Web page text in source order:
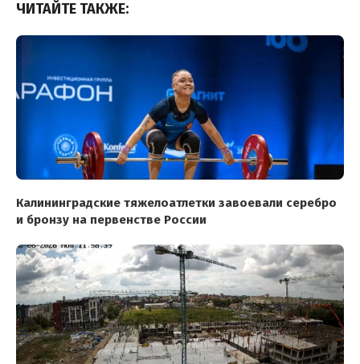
ЧИТАЙТЕ ТАКЖЕ:
Калининградские тяжелоатлетки завоевали серебро
и бронзу на первенстве России